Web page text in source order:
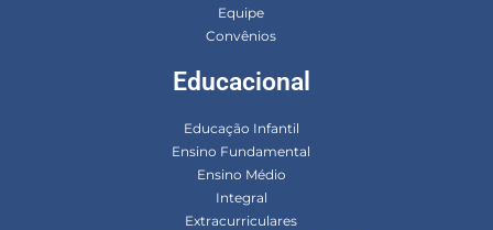
Equipe
Convênios
Educacional
Educação Infantil
Ensino Fundamental
Ensino Médio
Integral
Extracurriculares